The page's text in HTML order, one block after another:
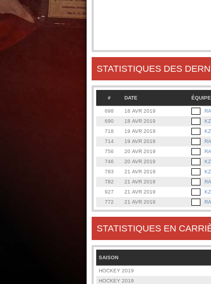
STATISTIQUES DES
# DATE ÉQUIPE
698 18 AVR 2019
690 18 AVR 2019
718 19 AVR 2019
714 19 AVR 2019
756 20 AVR 2019
746 20 AVR 2019
783 21 AVR 2019
782 21 AVR 2019
927 21 AVR 2019
772 21 AVR 2019
STATISTIQUES EN
SAISON
HOCKEY 2019
HOCKEY 2019